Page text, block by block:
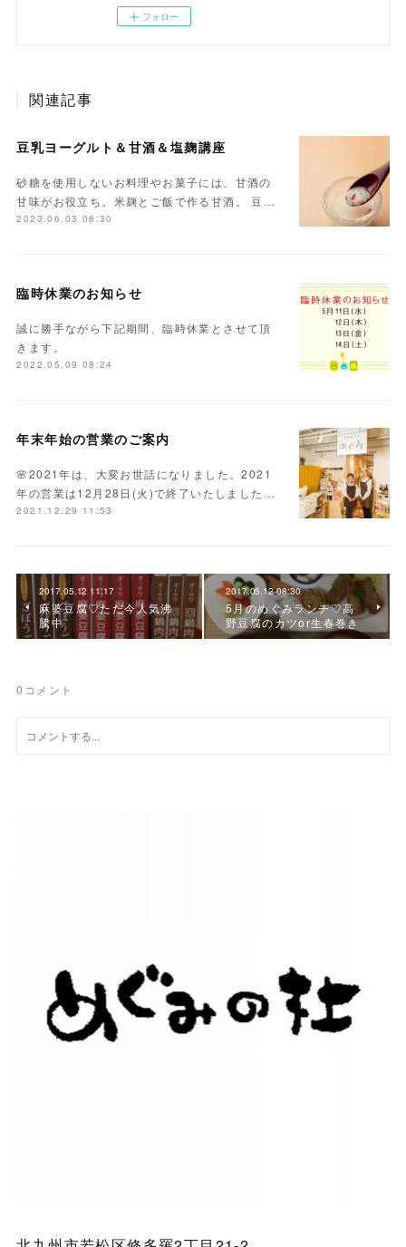
フォロー
関連記事
豆乳ヨーグルト＆甘酒＆塩麹講座
砂糖を使用しないお料理やお菓子には、甘酒の
甘味がお役立ち。米麹とご飯で作る甘酒。 豆…
2023.06.03 08:30
臨時休業のお知らせ
誠に勝手ながら下記期間、臨時休業とさせて頂
きます。
2022.05.09 08:24
年末年始の営業のご案内
🌸2021年は、大変お世話になりました。2021
年の営業は12月28日(火)で終了いたしました…
2021.12.29 11:53
2017.05.12 11:17
麻婆豆腐♡ただ今人気沸
騰中
2017.05.12 08:30
5月のめぐみランチ♡高
野豆腐のカツor生春巻き
0 コメント